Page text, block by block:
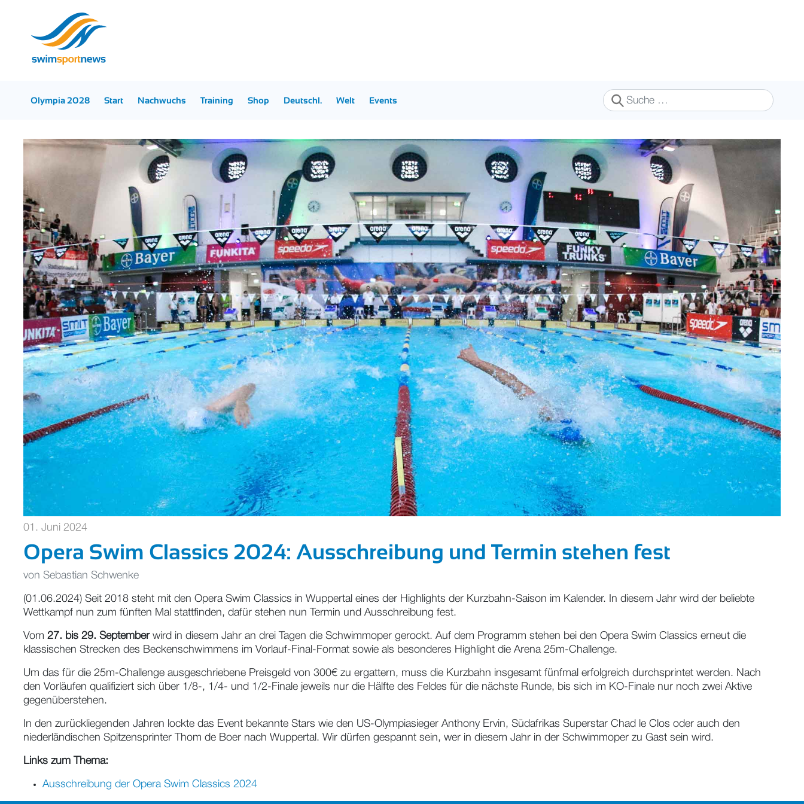
Olympia 2028 Start Nachwuchs Training Shop Deutschl. Welt Events
Suchen
01. Juni 2024
Opera Swim Classics 2024: Ausschreibung und Termin stehen fest
von Sebastian Schwenke
(01.06.2024) Seit 2018 steht mit den Opera Swim Classics in Wuppertal eines der Highlights der Kurzbahn-Saison im Kalender. In diesem Jahr wird der beliebte
Wettkampf nun zum fünften Mal stattfinden, dafür stehen nun Termin und Ausschreibung fest.
Vom 27. bis 29. Septemberwird in diesem Jahr an drei Tagen die Schwimmoper gerockt. Auf dem Programm stehen bei den Opera Swim Classics erneut die
klassischen Strecken des Beckenschwimmens im Vorlauf-Final-Format sowie als besonderes Highlight die Arena 25m-Challenge.
Um das für die 25m-Challenge ausgeschriebene Preisgeld von 300€ zu ergattern, muss die Kurzbahn insgesamt fünfmal erfolgreich durchsprintet werden. Nach
den Vorläufen qualifiziert sich über 1/8-, 1/4- und 1/2-Finale jeweils nur die Hälfte des Feldes für die nächste Runde, bis sich im KO-Finale nur noch zwei Aktive
gegenüberstehen.
In den zurückliegenden Jahren lockte das Event bekannte Stars wie den US-Olympiasieger Anthony Ervin, Südafrikas Superstar Chad le Clos oder auch den
niederländischen Spitzensprinter Thom de Boer nach Wuppertal. Wir dürfen gespannt sein, wer in diesem Jahr in der Schwimmoper zu Gast sein wird.
Links zum Thema:
Ausschreibung der Opera Swim Classics 2024